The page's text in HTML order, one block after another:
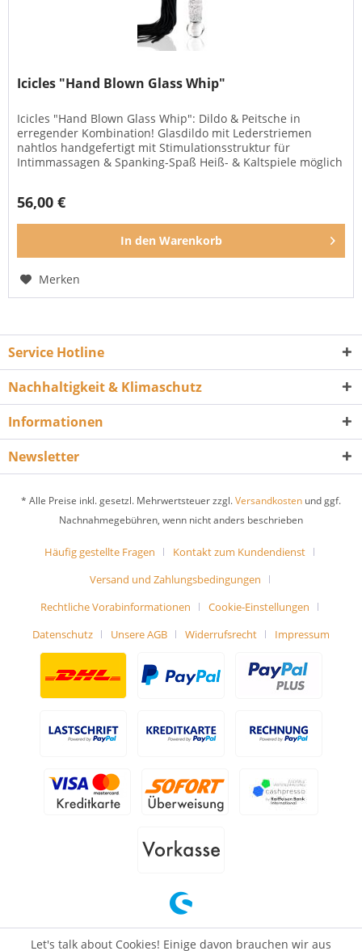
Icicles "Hand Blown Glass Whip"
Icicles "Hand Blown Glass Whip": Dildo & Peitsche in
erregender Kombination! Glasdildo mit Lederstriemen
nahtlos handgefertigt mit Stimulationsstruktur für
Intimmassagen & Spanking-Spaß Heiß- & Kaltspiele möglich
56,00 €
In den Warenkorb
Merken
Service Hotline
Nachhaltigkeit & Klimaschutz
Informationen
Newsletter
* Alle Preise inkl. gesetzl. Mehrwertsteuer zzgl.Versandkosten und ggf.
Nachnahmegebühren, wenn nicht anders beschrieben
Häufig gestellte Fragen
Kontakt zum Kundendienst
Versand und Zahlungsbedingungen
Rechtliche Vorabinformationen
Cookie-Einstellungen
Datenschutz
Unsere AGB Widerrufsrecht Impressum
Let's talk about Cookies! Einige davon brauchen wir aus